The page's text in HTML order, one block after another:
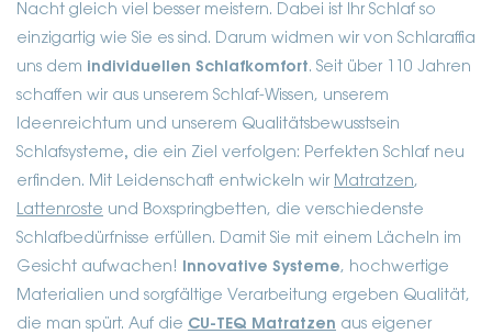
Nacht gleich viel besser meistern. Dabei ist Ihr Schlaf so
einzigartig wie Sie es sind. Darum widmen wir von Schlaraffia
uns dem individuellen Schlafkomfort. Seit über 110 Jahren
schaffen wir aus unserem Schlaf-Wissen, unserem
Ideenreichtum und unserem Qualitätsbewusstsein
Schlafsysteme, die ein Ziel verfolgen: Perfekten Schlaf neu
erfinden. Mit Leidenschaft entwickeln wir Matratzen,
Lattenroste und Boxspringbetten, die verschiedenste
Schlafbedürfnisse erfüllen. Damit Sie mit einem Lächeln im
Gesicht aufwachen! Innovative Systeme, hochwertige
Materialien und sorgfältige Verarbeitung ergeben Qualität,
die man spürt. Auf die CU-TEQ Matratzen aus eigener